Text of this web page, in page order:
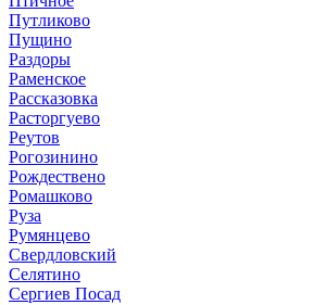
Путликово
Пущино
Раздоры
Раменское
Рассказовка
Расторгуево
Реутов
Рогозинино
Рождествено
Ромашково
Руза
Румянцево
Свердловский
Селятино
Сергиев Посад